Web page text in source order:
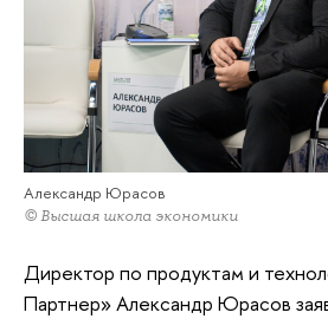
Александр Юрасов
© Высшая школа экономики
Директор по продуктам и
Партнер» Александр Юрасов